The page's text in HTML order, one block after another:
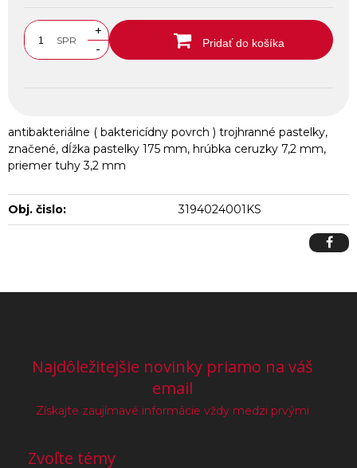
SPR
+
-
Pridať do košíka
antibakteriálne ( baktericídny povrch ) trojhranné pastelky,
značené, dĺžka pastelky 175 mm, hrúbka ceruzky 7,2 mm,
priemer tuhy 3,2 mm
Obj. čislo: 3194024001KS
Najdôležitejšie novinky priamo na váš
email
Získajte zaujímavé informácie vždy medzi prvými
Zvoľte témy